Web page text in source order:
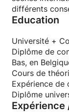
différents
Education
Université +
Diplôme de
Bas, en
Cours de
Expérience de
Diplôme
Expérience